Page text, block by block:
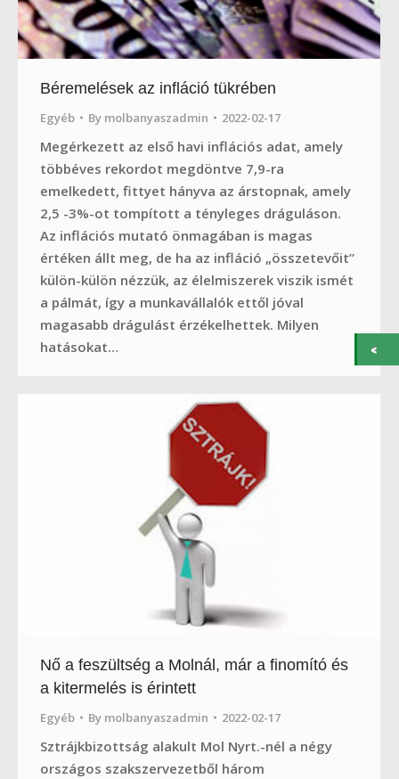
Béremelések az infláció tükrében
Egyéb By molbanyaszadmin 2022-02-17
Megérkezett az első havi inflációs adat, amely
többéves rekordot megdöntve 7,9-ra
emelkedett, fittyet hányva az árstopnak, amely
2,5 -3%-ot tompított a tényleges dráguláson.
Az inflációs mutató önmagában is magas
értéken állt meg, de ha az infláció „összetevőit”
külön-külön nézzük, az élelmiszerek viszik ismét
a pálmát, így a munkavállalók ettől jóval
magasabb drágulást érzékelhettek. Milyen
hatásokat…
Nő a feszültség a Molnál, már a finomító és
a kitermelés is érintett
Egyéb By molbanyaszadmin 2022-02-17
Sztrájkbizottság alakult Mol Nyrt.-nél a négy
országos szakszervezetből három